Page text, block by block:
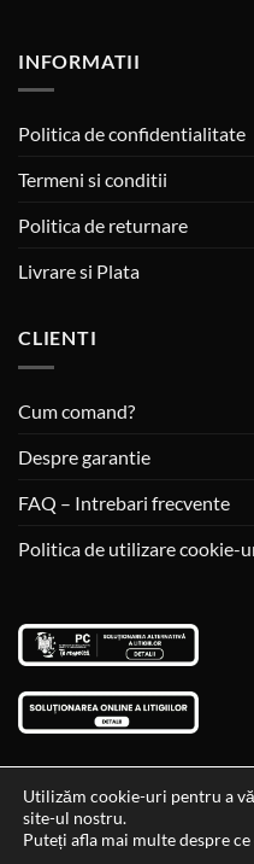
INFORMATII
Politica de confidentialitate
Termeni si conditii
Politica de returnare
Livrare si Plata
CLIENTI
Cum comand?
Despre garantie
FAQ – Intrebari frecvente
Politica de utilizare cookie-
Utilizăm cookie-uri pentru a
site-ul nostru.
Puteți afla mai multe despre